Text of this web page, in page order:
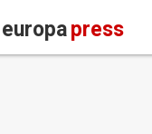
europapress